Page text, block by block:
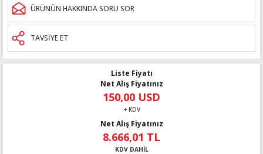
ÜRÜNÜN HAKKINDA SORU SOR
TAVSİYE ET
Liste Fiyatı
Net Alış Fiyatınız
150,00 USD
+ KDV
Net Alış Fiyatınız
8.666,01 TL
KDV DAHİL